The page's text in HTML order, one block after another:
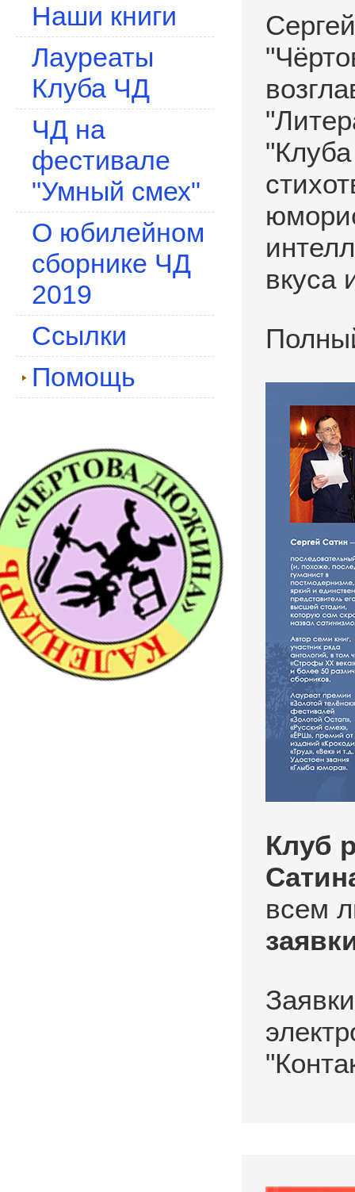
Наши книги
Лауреаты
Клуба ЧД
ЧД на
фестивале
"Умный смех"
О юбилейном
сборнике ЧД
2019
Ссылки
Помощь
вкуса
Клуб
всем